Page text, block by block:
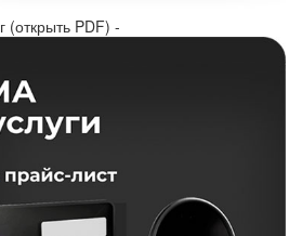
(открыть PDF) -